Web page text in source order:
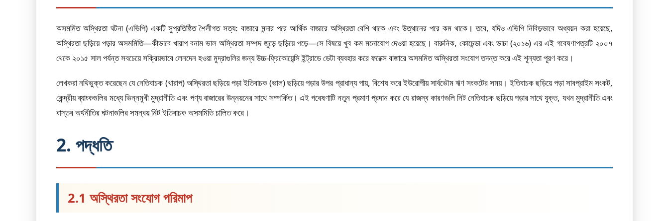
অসমমিত অস্থিরতা ঘটনা (এভিপি) একটি সুপ্রতিষ্ঠিত শৈলীগত সত্য: বাজারে মন্দার পরে আর্থিক বাজারে অস্থিরতা বেশি থাকে এবং উত্থানের পরে কম থাকে। তবে, যদিও এভিপি নিবিড়ভাবে অধ্যয়ন করা হয়েছে,
অস্থিরতা ছড়িয়ে পড়ার অসমমিতি—কীভাবে খারাপ বনাম ভাল অস্থিরতা সম্পদ জুড়ে ছড়িয়ে পড়ে—সে বিষয়ে খুব কম মনোযোগ দেওয়া হয়েছে। বারুনিক, কোচেন্ডা এবং ভাচা (২০১৬) এর এই গবেষণাপত্রটি ২০০৭
থেকে ২০১৫ সাল পর্যন্ত সবচেয়ে সক্রিয়ভাবে লেনদেন হওয়া মুদ্রাগুলির জন্য উচ্চ-ফ্রিকোয়েন্সি ইন্ট্রাডে ডেটা ব্যবহার করে ফরেক্স বাজারে অসমমিত অস্থিরতা সংযোগ তদন্ত করে এই শূন্যতা পূরণ করে।
লেখকরা নথিভুক্ত করেছেন যে নেতিবাচক (খারাপ) অস্থিরতা ছড়িয়ে পড়া ইতিবাচক (ভাল) ছড়িয়ে পড়ার উপর প্রাধান্য পায়, বিশেষ করে ইউরোপীয় সার্বভৌম ঋণ সংকটের সময়। ইতিবাচক ছড়িয়ে পড়া সাবপ্রাইম সংকট,
কেন্দ্রীয় ব্যাংকগুলির মধ্যে ভিন্নমুখী মুদ্রানীতি এবং পণ্য বাজারের উন্নয়নের সাথে সম্পর্কিত। এই গবেষণাটি নতুন প্রমাণ প্রদান করে যে রাজস্ব কারণগুলি নিট নেতিবাচক ছড়িয়ে পড়ার সাথে যুক্ত, যখন মুদ্রানীতি এবং
বাস্তব অর্থনীতির ঘটনাগুলির সমন্বয় নিট ইতিবাচক অসমমিতি চালিত করে।
2. পদ্ধতি
2.1 অস্থিরতা সংযোগ পরিমাপ